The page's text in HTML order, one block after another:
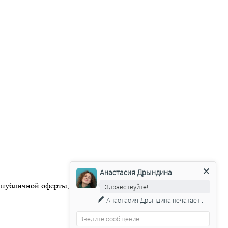
оферты, размещенной на официальном веб-сайте
Анастасия Дрындина
Здравствуйте!
Анастасия Дрындина печатает...